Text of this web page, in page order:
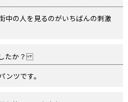
中の人を見るのがいちばんの刺激
たか？
ンツです。